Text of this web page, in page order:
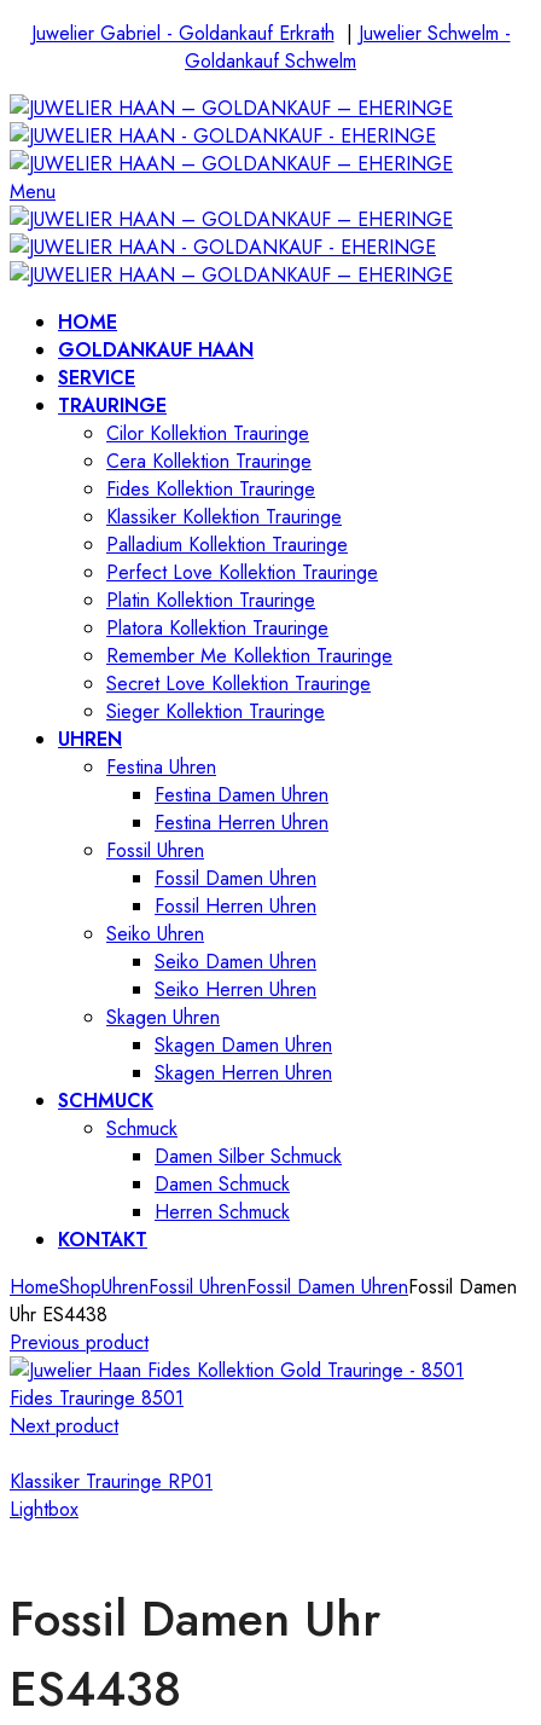
Juwelier Gabriel - Goldankauf Erkrath | Juwelier Schwelm -
Goldankauf Schwelm
Menu
HOME
GOLDANKAUF HAAN
SERVICE
TRAURINGE
Cilor Kollektion Trauringe
Cera Kollektion Trauringe
Fides Kollektion Trauringe
Klassiker Kollektion Trauringe
Palladium Kollektion Trauringe
Perfect Love Kollektion Trauringe
Platin Kollektion Trauringe
Platora Kollektion Trauringe
Remember Me Kollektion Trauringe
Secret Love Kollektion Trauringe
Sieger Kollektion Trauringe
UHREN
Festina Uhren
Festina Damen Uhren
Festina Herren Uhren
Fossil Uhren
Fossil Damen Uhren
Fossil Herren Uhren
Seiko Uhren
Seiko Damen Uhren
Seiko Herren Uhren
Skagen Uhren
Skagen Damen Uhren
Skagen Herren Uhren
SCHMUCK
Schmuck
Damen Silber Schmuck
Damen Schmuck
Herren Schmuck
KONTAKT
HomeShopUhrenFossil UhrenFossil Damen UhrenFossil Damen
Uhr ES4438
Previous product
Fides Trauringe 8501
Next product
Klassiker Trauringe RP01
Lightbox
Fossil Damen Uhr
ES4438